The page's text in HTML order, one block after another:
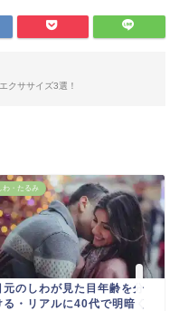
クササイズ3選！
しわ・たるみ
元のしわが見た目年齢を分
る・リアルに40代で明暗く
アルセット
ジング)悩み
お問い合わせ